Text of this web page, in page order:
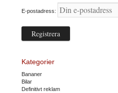
E-postadress:
Kategorier
Bananer
Bilar
Definitivt reklam